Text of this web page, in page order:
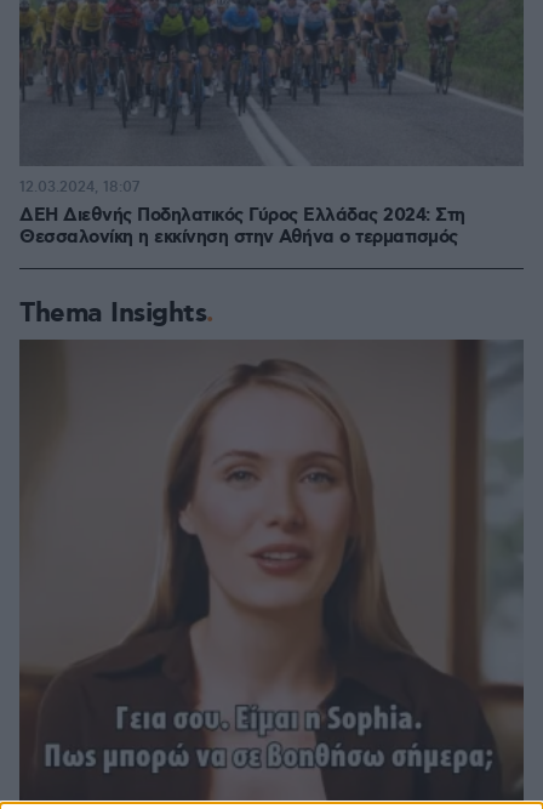
ΔΕΗ Διεθνής Ποδηλατικός Γύρος Ελλάδας 2024: Στη
Θεσσαλονίκη η εκκίνηση στην Αθήνα ο τερματισμός
12.03.2024, 18:07
Thema Insights